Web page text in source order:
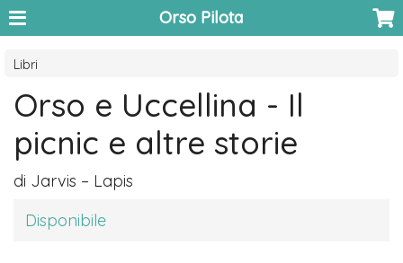
Orso Pilota
Libri
Orso e Uccellina - Il
picnic e altre storie
di Jarvis – Lapis
Disponibile